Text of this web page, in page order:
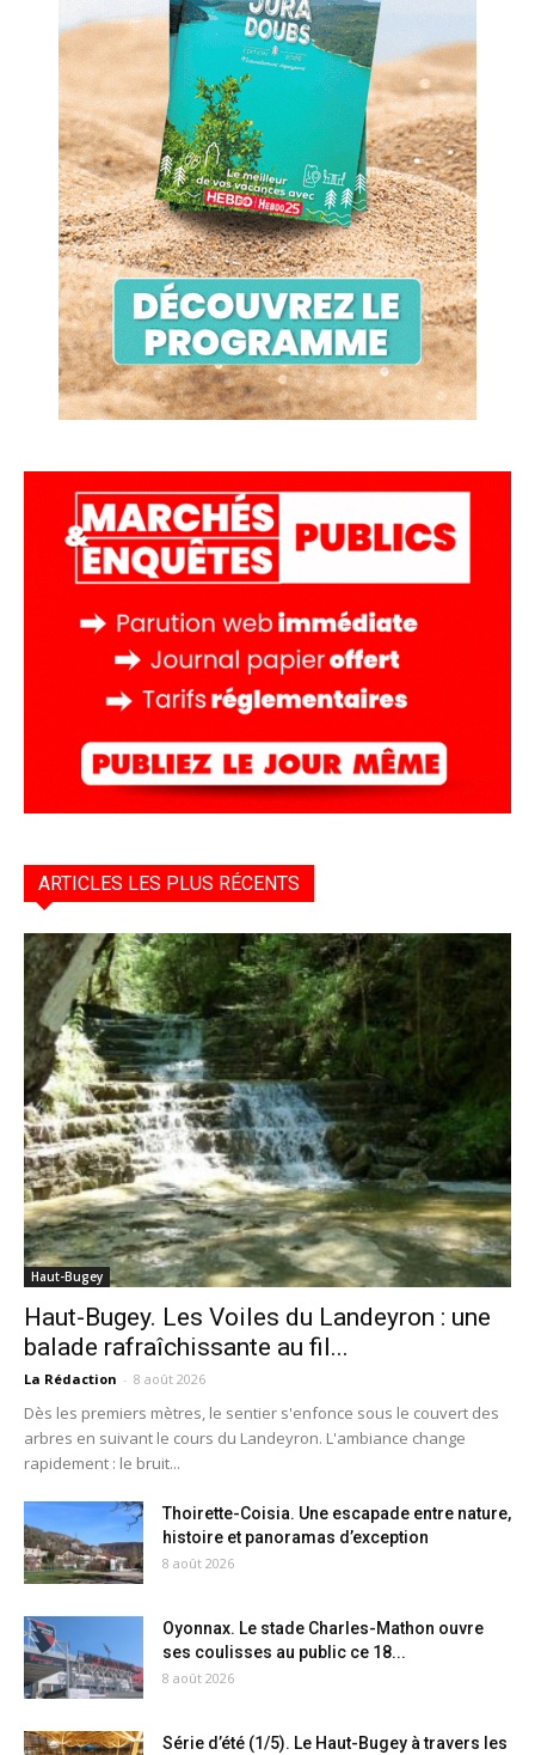
ARTICLES LES PLUS RÉCENTS
Haut-Bugey
Haut-Bugey. Les Voiles du Landeyron : une
balade rafraîchissante au fil...
La Rédaction - 8 août 2026
Dès les premiers mètres, le sentier s'enfonce sous le couvert des
arbres en suivant le cours du Landeyron. L'ambiance change
rapidement : le bruit...
Thoirette-Coisia. Une escapade entre nature,
histoire et panoramas d’exception
8 août 2026
Oyonnax. Le stade Charles-Mathon ouvre
ses coulisses au public ce 18...
8 août 2026
Série d’été (1/5). Le Haut-Bugey à travers les